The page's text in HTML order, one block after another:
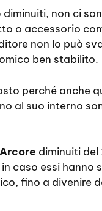
diminuiti, non ci
o accessorio
non lo può
ben stabilito.
perché anche
al suo interno
diminuiti del
caso essi hanno
fino a divenire